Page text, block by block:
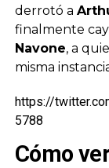
derrotó a
finalmente
Navone, a
misma
https://
5788
Cómo